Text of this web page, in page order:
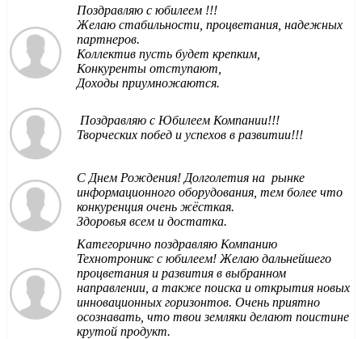
Поздравляю с юбилеем !!!
Желаю стабильности, процветания, надежных
партнеров.
Коллектив пусть будет крепким,
Конкуренты отступают,
Доходы приумножаются.
Поздравляю с Юбилеем Компании!!!
Творческих побед и успехов в развитии!!!
С Днем Рождения! Долголетия на рынке
информационного оборудования, тем более что
конкуренция очень жёсткая.
Здоровья всем и достатка.
Категорично поздравляю Компанию
Технотроникс с юбилеем! Желаю дальнейшего
процветания и развития в выбранном
направлении, а также поиска и открытия новых
инновационных горизонтов. Очень приятно
осознавать, что твои земляки делают поистине
крутой продукт.